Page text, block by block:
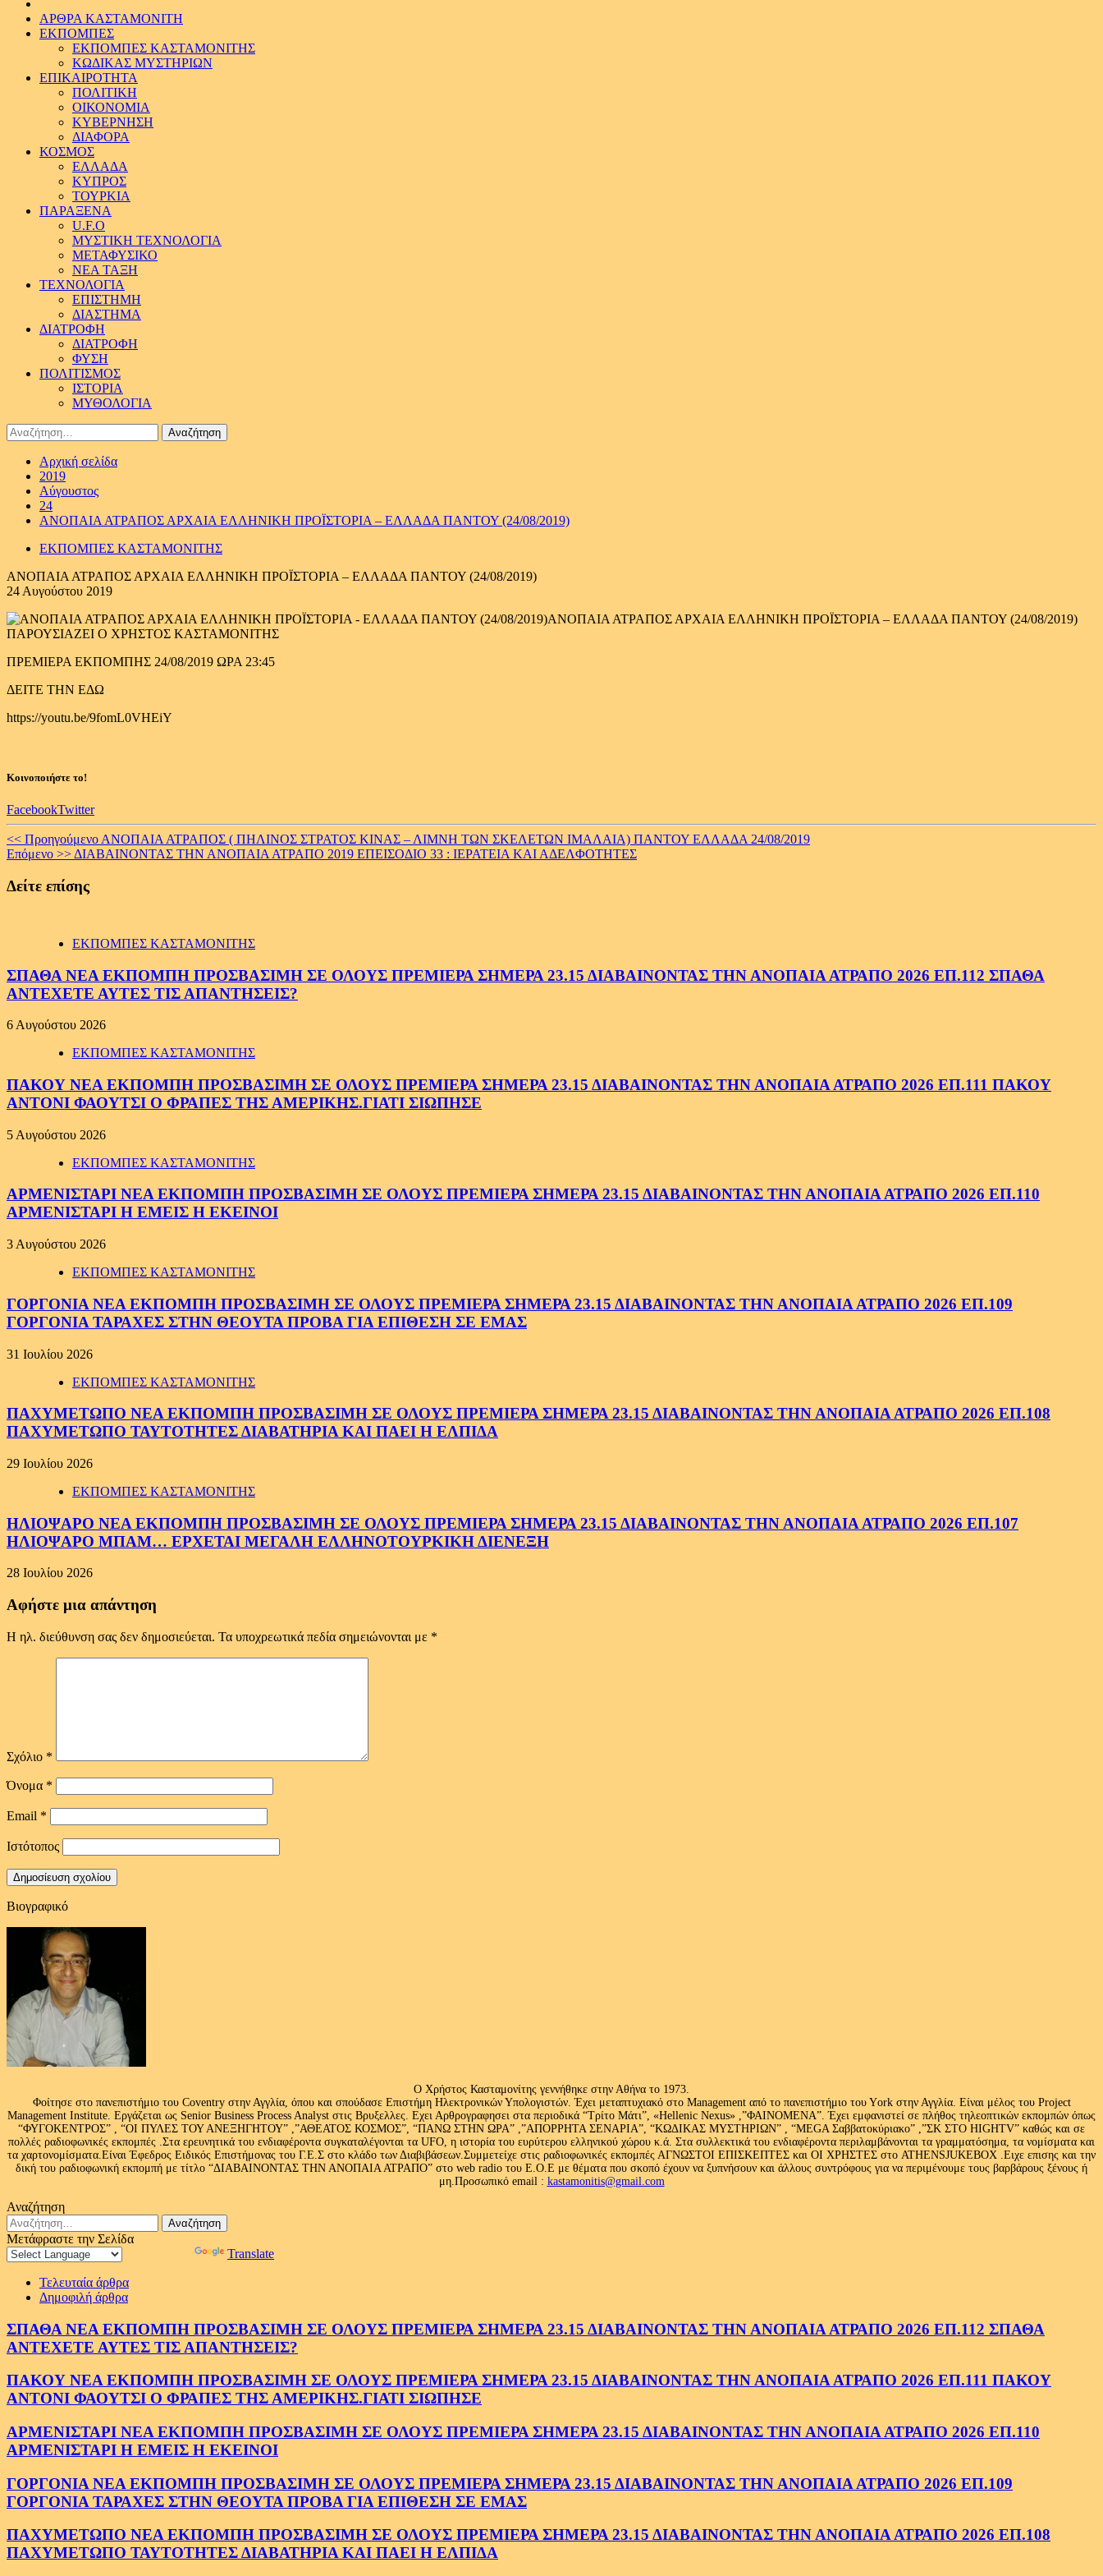
ΑΡΘΡΑ ΚΑΣΤΑΜΟΝΙΤΗ
ΕΚΠΟΜΠΕΣ
ΕΚΠΟΜΠΕΣ ΚΑΣΤΑΜΟΝΙΤΗΣ
ΚΩΔΙΚΑΣ ΜΥΣΤΗΡΙΩΝ
ΕΠΙΚΑΙΡΟΤΗΤΑ
ΠΟΛΙΤΙΚΗ
ΟΙΚΟΝΟΜΙΑ
ΚΥΒΕΡΝΗΣΗ
ΔΙΑΦΟΡΑ
ΚΟΣΜΟΣ
ΕΛΛΑΔΑ
ΚΥΠΡΟΣ
ΤΟΥΡΚΙΑ
ΠΑΡΑΞΕΝΑ
U.F.O
ΜΥΣΤΙΚΗ ΤΕΧΝΟΛΟΓΙΑ
ΜΕΤΑΦΥΣΙΚΟ
ΝΕΑ ΤΑΞΗ
ΤΕΧΝΟΛΟΓΙΑ
ΕΠΙΣΤΗΜΗ
ΔΙΑΣΤΗΜΑ
ΔΙΑΤΡΟΦΗ
ΔΙΑΤΡΟΦΗ
ΦΥΣΗ
ΠΟΛΙΤΙΣΜΟΣ
ΙΣΤΟΡΙΑ
ΜΥΘΟΛΟΓΙΑ
Αναζήτηση
για:
Αρχική σελίδα
2019
Αύγουστος
24
ΑΝΟΠΑΙΑ ΑΤΡΑΠΟΣ ΑΡΧΑΙΑ ΕΛΛΗΝΙΚΗ ΠΡΟΪΣΤΟΡΙΑ – ΕΛΛΑΔΑ ΠΑΝΤΟΥ (24/08/2019)
ΕΚΠΟΜΠΕΣ ΚΑΣΤΑΜΟΝΙΤΗΣ
ΑΝΟΠΑΙΑ ΑΤΡΑΠΟΣ ΑΡΧΑΙΑ ΕΛΛΗΝΙΚΗ ΠΡΟΪΣΤΟΡΙΑ – ΕΛΛΑΔΑ ΠΑΝΤΟΥ (24/08/2019)
24 Αυγούστου 2019
ΑΝΟΠΑΙΑ ΑΤΡΑΠΟΣ ΑΡΧΑΙΑ ΕΛΛΗΝΙΚΗ ΠΡΟΪΣΤΟΡΙΑ – ΕΛΛΑΔΑ ΠΑΝΤΟΥ (24/08/2019)
ΠΑΡΟΥΣΙΑΖΕΙ Ο ΧΡΗΣΤΟΣ ΚΑΣΤΑΜΟΝΙΤΗΣ
ΠΡΕΜΙΕΡΑ ΕΚΠΟΜΠΗΣ 24/08/2019 ΩΡΑ 23:45
ΔΕΙΤΕ ΤΗΝ ΕΔΩ
https://youtu.be/9fomL0VHEiY
Κοινοποιήστε το!
FacebookTwitter
Continue
Reading
<< Προηγούμενο ΑΝΟΠΑΙΑ ΑΤΡΑΠΟΣ ( ΠΗΛΙΝΟΣ ΣΤΡΑΤΟΣ ΚΙΝΑΣ – ΛΙΜΝΗ ΤΩΝ ΣΚΕΛΕΤΩΝ ΙΜΑΛΑΙΑ) ΠΑΝΤΟΥ ΕΛΛΑΔΑ 24/08/2019
Επόμενο >> ΔΙΑΒΑΙΝΟΝΤΑΣ ΤΗΝ ΑΝΟΠΑΙΑ ΑΤΡΑΠΟ 2019 ΕΠΕΙΣΟΔΙΟ 33 : ΙΕΡΑΤΕΙΑ ΚΑΙ ΑΔΕΛΦΟΤΗΤΕΣ
Δείτε επίσης
ΕΚΠΟΜΠΕΣ ΚΑΣΤΑΜΟΝΙΤΗΣ
ΣΠΑΘΑ ΝΕΑ ΕΚΠΟΜΠΗ ΠΡΟΣΒΑΣΙΜΗ ΣΕ ΟΛΟΥΣ ΠΡΕΜΙΕΡΑ ΣΗΜΕΡΑ 23.15 ΔΙΑΒΑΙΝΟΝΤΑΣ ΤΗΝ ΑΝΟΠΑΙΑ ΑΤΡΑΠΟ 2026 ΕΠ.112 ΣΠΑΘΑ
ΑΝΤΕΧΕΤΕ ΑΥΤΕΣ ΤΙΣ ΑΠΑΝΤΗΣΕΙΣ?
6 Αυγούστου 2026
ΕΚΠΟΜΠΕΣ ΚΑΣΤΑΜΟΝΙΤΗΣ
ΠΑΚΟΥ ΝΕΑ ΕΚΠΟΜΠΗ ΠΡΟΣΒΑΣΙΜΗ ΣΕ ΟΛΟΥΣ ΠΡΕΜΙΕΡΑ ΣΗΜΕΡΑ 23.15 ΔΙΑΒΑΙΝΟΝΤΑΣ ΤΗΝ ΑΝΟΠΑΙΑ ΑΤΡΑΠΟ 2026 ΕΠ.111 ΠΑΚΟΥ
ΑΝΤΟΝΙ ΦΑΟΥΤΣΙ Ο ΦΡΑΠΕΣ ΤΗΣ ΑΜΕΡΙΚΗΣ.ΓΙΑΤΙ ΣΙΩΠΗΣΕ
5 Αυγούστου 2026
ΕΚΠΟΜΠΕΣ ΚΑΣΤΑΜΟΝΙΤΗΣ
ΑΡΜΕΝΙΣΤΑΡΙ ΝΕΑ ΕΚΠΟΜΠΗ ΠΡΟΣΒΑΣΙΜΗ ΣΕ ΟΛΟΥΣ ΠΡΕΜΙΕΡΑ ΣΗΜΕΡΑ 23.15 ΔΙΑΒΑΙΝΟΝΤΑΣ ΤΗΝ ΑΝΟΠΑΙΑ ΑΤΡΑΠΟ 2026 ΕΠ.110
ΑΡΜΕΝΙΣΤΑΡΙ Η ΕΜΕΙΣ Η ΕΚΕΙΝΟΙ
3 Αυγούστου 2026
ΕΚΠΟΜΠΕΣ ΚΑΣΤΑΜΟΝΙΤΗΣ
ΓΟΡΓΟΝΙΑ ΝΕΑ ΕΚΠΟΜΠΗ ΠΡΟΣΒΑΣΙΜΗ ΣΕ ΟΛΟΥΣ ΠΡΕΜΙΕΡΑ ΣΗΜΕΡΑ 23.15 ΔΙΑΒΑΙΝΟΝΤΑΣ ΤΗΝ ΑΝΟΠΑΙΑ ΑΤΡΑΠΟ 2026 ΕΠ.109
ΓΟΡΓΟΝΙΑ ΤΑΡΑΧΕΣ ΣΤΗΝ ΘΕΟΥΤΑ ΠΡΟΒΑ ΓΙΑ ΕΠΙΘΕΣΗ ΣΕ ΕΜΑΣ
31 Ιουλίου 2026
ΕΚΠΟΜΠΕΣ ΚΑΣΤΑΜΟΝΙΤΗΣ
ΠΑΧΥΜΕΤΩΠΟ ΝΕΑ ΕΚΠΟΜΠΗ ΠΡΟΣΒΑΣΙΜΗ ΣΕ ΟΛΟΥΣ ΠΡΕΜΙΕΡΑ ΣΗΜΕΡΑ 23.15 ΔΙΑΒΑΙΝΟΝΤΑΣ ΤΗΝ ΑΝΟΠΑΙΑ ΑΤΡΑΠΟ 2026 ΕΠ.108
ΠΑΧΥΜΕΤΩΠΟ ΤΑΥΤΟΤΗΤΕΣ ΔΙΑΒΑΤΗΡΙΑ ΚΑΙ ΠΑΕΙ Η ΕΛΠΙΔΑ
29 Ιουλίου 2026
ΕΚΠΟΜΠΕΣ ΚΑΣΤΑΜΟΝΙΤΗΣ
ΗΛΙΟΨΑΡΟ ΝΕΑ ΕΚΠΟΜΠΗ ΠΡΟΣΒΑΣΙΜΗ ΣΕ ΟΛΟΥΣ ΠΡΕΜΙΕΡΑ ΣΗΜΕΡΑ 23.15 ΔΙΑΒΑΙΝΟΝΤΑΣ ΤΗΝ ΑΝΟΠΑΙΑ ΑΤΡΑΠΟ 2026 ΕΠ.107
ΗΛΙΟΨΑΡΟ ΜΠΑΜ… ΕΡΧΕΤΑΙ ΜΕΓΑΛΗ ΕΛΛΗΝΟΤΟΥΡΚΙΚΗ ΔΙΕΝΕΞΗ
28 Ιουλίου 2026
Αφήστε μια απάντηση
Η ηλ. διεύθυνση σας δεν δημοσιεύεται. Τα υποχρεωτικά πεδία σημειώνονται με *
Σχόλιο *
Όνομα *
Email *
Ιστότοπος
Βιογραφικό
Ο Χρήστος Κασταμονίτης γεννήθηκε στην Αθήνα το 1973.
Φοίτησε στο πανεπιστήμιο του Coventry στην Αγγλία, όπου και σπούδασε Επιστήμη Ηλεκτρονικών Υπολογιστών. Έχει μεταπτυχιακό στο Management από το πανεπιστήμιο του Υork στην Αγγλία. Είναι μέλος του Project
Management Institute. Εργάζεται ως Senior Business Process Analyst στις Βρυξελλες. Εχει Αρθρογραφησει στα περιοδικά “Τρίτο Μάτι”, «Hellenic Nexus» ,”ΦΑΙΝΟΜΕΝΑ”. Έχει εμφανιστεί σε πλήθος τηλεοπτικών εκπομπών όπως
“ΦΥΓΟΚΕΝΤΡΟΣ” , “ΟΙ ΠΥΛΕΣ ΤΟΥ ΑΝΕΞΗΓΗΤΟΥ” ,”ΑΘΕΑΤΟΣ ΚΟΣΜΟΣ”, “ΠΑΝΩ ΣΤΗΝ ΩΡΑ” ,”ΑΠΟΡΡΗΤΑ ΣΕΝΑΡΙΑ”, “ΚΩΔΙΚΑΣ ΜΥΣΤΗΡΙΩΝ” , “MEGA Σαββατοκύριακο” ,”ΣΚ ΣΤΟ HIGHTV” καθώς και σε
πολλές ραδιοφωνικές εκπομπές .Στα ερευνητικά του ενδιαφέροντα συγκαταλέγονται τα UFO, η ιστορία του ευρύτερου ελληνικού χώρου κ.ά. Στα συλλεκτικά του ενδιαφέροντα περιλαμβάνονται τα γραμματόσημα, τα νομίσματα και
τα χαρτονομίσματα.Είναι Έφεδρος Ειδικός Επιστήμονας του Γ.Ε.Σ στο κλάδο των Διαβιβάσεων.Συμμετείχε στις ραδιοφωνικές εκπομπές ΑΓΝΩΣΤΟΙ ΕΠΙΣΚΕΠΤΕΣ και ΟΙ ΧΡΗΣΤΕΣ στο ATHENSJUKEBOX .Ειχε επισης και την
δική του ραδιοφωνική εκπομπή με τίτλο “ΔΙΑΒΑΙΝΟΝΤΑΣ ΤΗΝ ΑΝΟΠΑΙΑ ΑΤΡΑΠΟ” στο web radio του Ε.Ο.Ε με θέματα που σκοπό έχουν να ξυπνήσουν και άλλους συντρόφους για να περιμένουμε τους βαρβάρους ξένους ή
μη.Προσωπικό email : kastamonitis@gmail.com
Αναζήτηση
Αναζήτηση
για:
Μετάφραστε την Σελίδα
Translate
Τελευταία άρθρα
Δημοφιλή άρθρα
ΣΠΑΘΑ ΝΕΑ ΕΚΠΟΜΠΗ ΠΡΟΣΒΑΣΙΜΗ ΣΕ ΟΛΟΥΣ ΠΡΕΜΙΕΡΑ ΣΗΜΕΡΑ 23.15 ΔΙΑΒΑΙΝΟΝΤΑΣ ΤΗΝ ΑΝΟΠΑΙΑ ΑΤΡΑΠΟ 2026 ΕΠ.112 ΣΠΑΘΑ
ΑΝΤΕΧΕΤΕ ΑΥΤΕΣ ΤΙΣ ΑΠΑΝΤΗΣΕΙΣ?
ΠΑΚΟΥ ΝΕΑ ΕΚΠΟΜΠΗ ΠΡΟΣΒΑΣΙΜΗ ΣΕ ΟΛΟΥΣ ΠΡΕΜΙΕΡΑ ΣΗΜΕΡΑ 23.15 ΔΙΑΒΑΙΝΟΝΤΑΣ ΤΗΝ ΑΝΟΠΑΙΑ ΑΤΡΑΠΟ 2026 ΕΠ.111 ΠΑΚΟΥ
ΑΝΤΟΝΙ ΦΑΟΥΤΣΙ Ο ΦΡΑΠΕΣ ΤΗΣ ΑΜΕΡΙΚΗΣ.ΓΙΑΤΙ ΣΙΩΠΗΣΕ
ΑΡΜΕΝΙΣΤΑΡΙ ΝΕΑ ΕΚΠΟΜΠΗ ΠΡΟΣΒΑΣΙΜΗ ΣΕ ΟΛΟΥΣ ΠΡΕΜΙΕΡΑ ΣΗΜΕΡΑ 23.15 ΔΙΑΒΑΙΝΟΝΤΑΣ ΤΗΝ ΑΝΟΠΑΙΑ ΑΤΡΑΠΟ 2026 ΕΠ.110
ΑΡΜΕΝΙΣΤΑΡΙ Η ΕΜΕΙΣ Η ΕΚΕΙΝΟΙ
ΓΟΡΓΟΝΙΑ ΝΕΑ ΕΚΠΟΜΠΗ ΠΡΟΣΒΑΣΙΜΗ ΣΕ ΟΛΟΥΣ ΠΡΕΜΙΕΡΑ ΣΗΜΕΡΑ 23.15 ΔΙΑΒΑΙΝΟΝΤΑΣ ΤΗΝ ΑΝΟΠΑΙΑ ΑΤΡΑΠΟ 2026 ΕΠ.109
ΓΟΡΓΟΝΙΑ ΤΑΡΑΧΕΣ ΣΤΗΝ ΘΕΟΥΤΑ ΠΡΟΒΑ ΓΙΑ ΕΠΙΘΕΣΗ ΣΕ ΕΜΑΣ
ΠΑΧΥΜΕΤΩΠΟ ΝΕΑ ΕΚΠΟΜΠΗ ΠΡΟΣΒΑΣΙΜΗ ΣΕ ΟΛΟΥΣ ΠΡΕΜΙΕΡΑ ΣΗΜΕΡΑ 23.15 ΔΙΑΒΑΙΝΟΝΤΑΣ ΤΗΝ ΑΝΟΠΑΙΑ ΑΤΡΑΠΟ 2026 ΕΠ.108
ΠΑΧΥΜΕΤΩΠΟ ΤΑΥΤΟΤΗΤΕΣ ΔΙΑΒΑΤΗΡΙΑ ΚΑΙ ΠΑΕΙ Η ΕΛΠΙΔΑ